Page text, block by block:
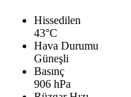
Hissedilen
43°C
Hava Durumu
Güneşli
Basınç
906 hPa